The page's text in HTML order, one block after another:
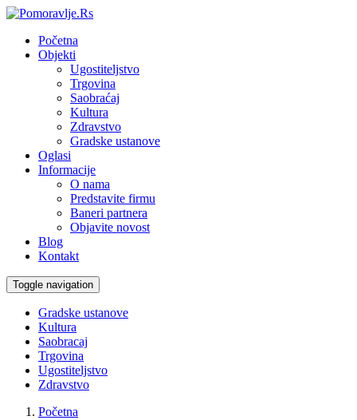
Početna
Objekti
Ugostiteljstvo
Trgovina
Saobraćaj
Kultura
Zdravstvo
Gradske ustanove
Oglasi
Informacije
O nama
Predstavite firmu
Baneri partnera
Objavite novost
Blog
Kontakt
Toggle navigation
Gradske ustanove
Kultura
Saobracaj
Trgovina
Ugostiteljstvo
Zdravstvo
Početna